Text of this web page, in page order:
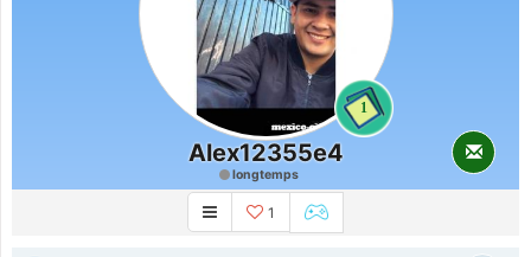
1
Alex12355e4
longtemps
1